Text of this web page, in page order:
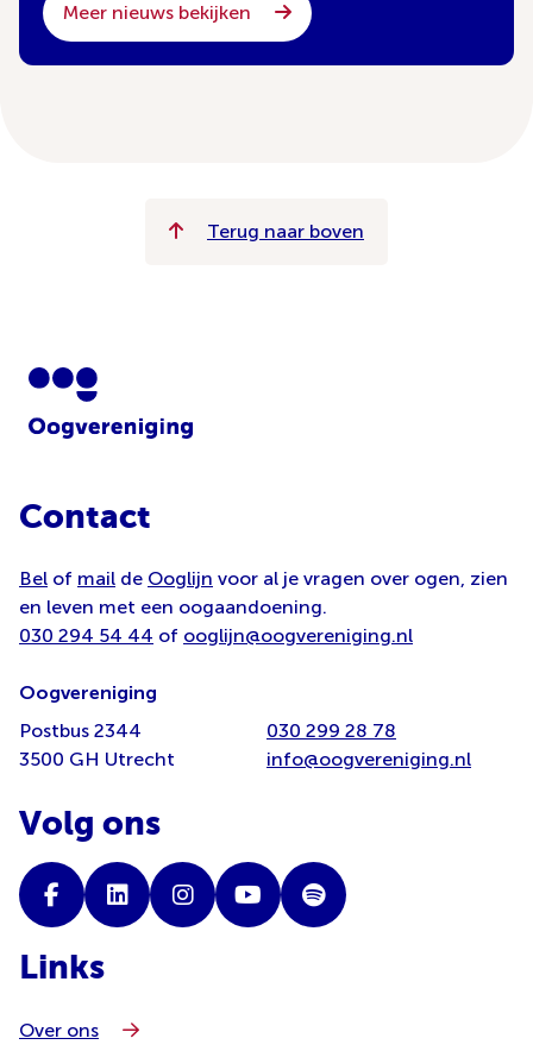
Meer nieuws bekijken
Terug naar boven
Contact
Bel of mail de Ooglijn voor al je vragen over ogen, zien
en leven met een oogaandoening.
030 294 54 44 of ooglijn@oogvereniging.nl
Oogvereniging
Postbus 2344
3500 GH Utrecht
030 299 28 78
info@oogvereniging.nl
Volg ons
Links
Over ons